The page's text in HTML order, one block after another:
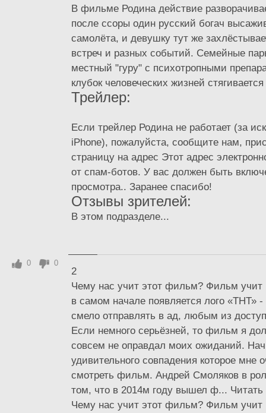
В фильме Родина действие
после ссоры один русский богач
самолёта, и девушку тут же
встреч и разных событий. Семейные
местный "гуру" с психотропными
клубок человеческих жизней стягивается
Трейлер:
Если трейлер Родина не работает (за
iPhone), пожалуйста, сообщите нам,
страницу на адрес Этот адрес
от спам-ботов. У вас должен быть
просмотра.. Заранее спасибо!
Отзывы зрителей:
В этом подразделе...
2
Чему нас учит этот фильм? Фильм учит
в самом начале появляется лого «ТНТ»
смело отправлять в ад, любым из
Если немного серьёзней, то фильм я
совсем не оправдал моих ожиданий.
удивительного совпадения которое мне
смотреть фильм. Андрей Смоляков в
том, что в 2014м году вышел ф... Читать
Чему нас учит этот фильм? Фильм учит
0 0